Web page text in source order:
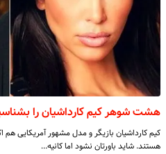
هشت شوهر کیم کارداشیان را
کیم کارداشیان بازیگر و مدل مشهور آمریکایی
هستند. شاید باورتان نشود اما کانیه…